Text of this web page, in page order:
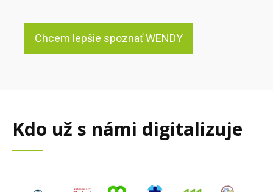
Chcem lepšie spoznať WENDY
Kdo už s námi digitalizuje